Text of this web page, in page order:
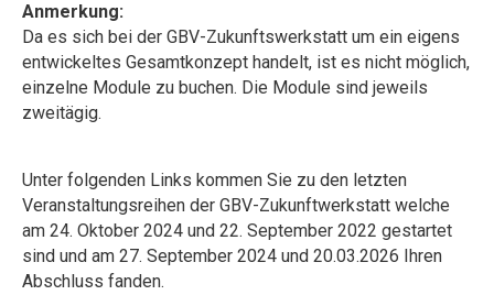
Anmerkung:
Da es sich bei der GBV-Zukunftswerkstatt um ein eigens
entwickeltes Gesamtkonzept handelt, ist es nicht möglich,
einzelne Module zu buchen. Die Module sind jeweils
zweitägig.
Unter folgenden Links kommen Sie zu den letzten
Veranstaltungsreihen der GBV-Zukunftwerkstatt welche
am 24. Oktober 2024 und 22. September 2022 gestartet
sind und am 27. September 2024 und 20.03.2026 Ihren
Abschluss fanden.